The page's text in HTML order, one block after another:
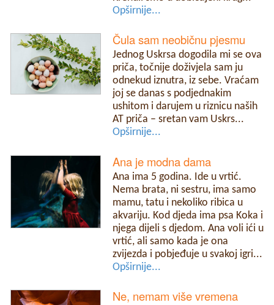
Opširnije...
Čula sam neobičnu pjesmu
Jednog Uskrsa dogodila mi se ova
priča, točnije doživjela sam ju
odnekud iznutra, iz sebe. Vraćam
joj se danas s podjednakim
ushitom i darujem u riznicu naših
AT priča – sretan vam Uskrs...
Opširnije...
Ana je modna dama
Ana ima 5 godina. Ide u vrtić.
Nema brata, ni sestru, ima samo
mamu, tatu i nekoliko ribica u
akvariju. Kod djeda ima psa Koka i
njega dijeli s djedom. Ana voli ići u
vrtić, ali samo kada je ona
zvijezda i pobjeđuje u svakoj igri...
Opširnije...
Ne, nemam više vremena